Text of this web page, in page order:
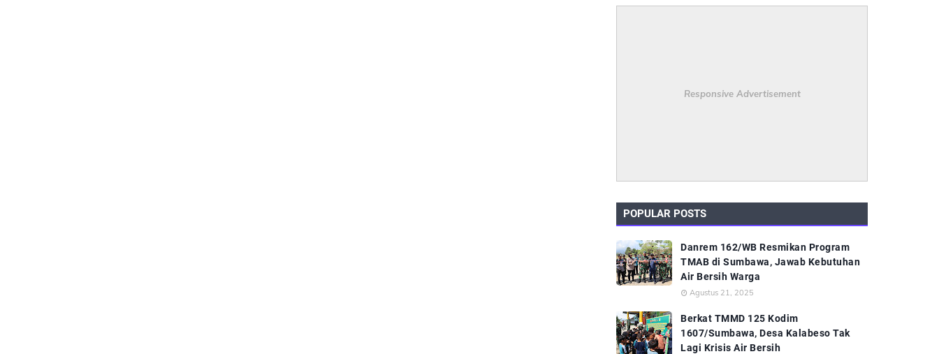
Responsive Advertisement
POPULAR POSTS
Danrem 162/WB Resmikan Program
TMAB di Sumbawa, Jawab Kebutuhan
Air Bersih Warga
Agustus 21, 2025
Berkat TMMD 125 Kodim
1607/Sumbawa, Desa Kalabeso Tak
Lagi Krisis Air Bersih